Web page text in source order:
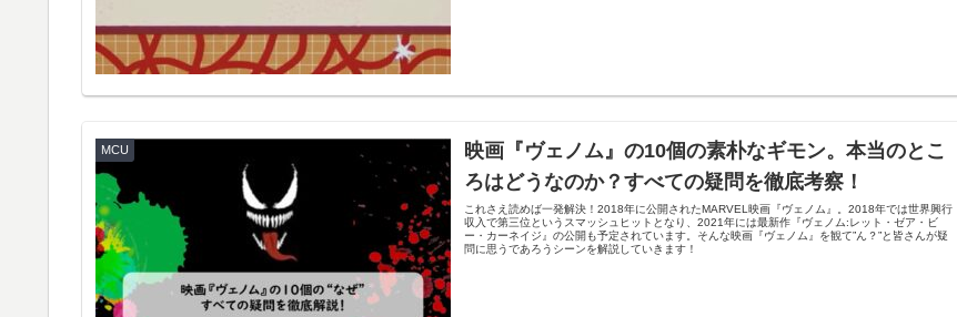
MCU
映画『ヴェノム』の10個の素朴なギモン。本当のとこ
ろはどうなのか？すべての疑問を徹底考察！
これさえ読めば一発解決！2018年に公開されたMARVEL映画『ヴェノム』。2018年では世界興行
収入で第三位というスマッシュヒットとなり、2021年には最新作『ヴェノム:レット・ゼア・ビ
ー・カーネイジ』の公開も予定されています。そんな映画『ヴェノム』を観て”ん？”と皆さんが疑
問に思うであろうシーンを解説していきます！